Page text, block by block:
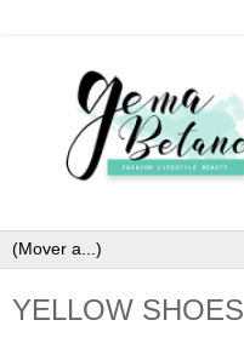
YELLOW SHOES